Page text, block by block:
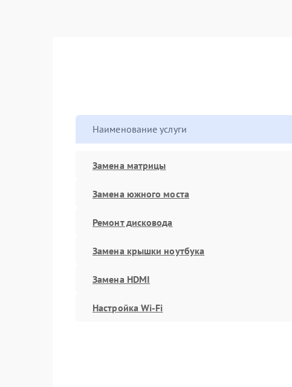
Наименование услуги
Замена матрицы
Замена южного моста
Ремонт дисковода
Замена крышки ноутбука
Замена HDMI
Настройка Wi-Fi